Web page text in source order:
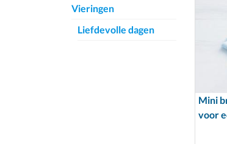
Vieringen
Liefdevolle dagen
Mini
voor